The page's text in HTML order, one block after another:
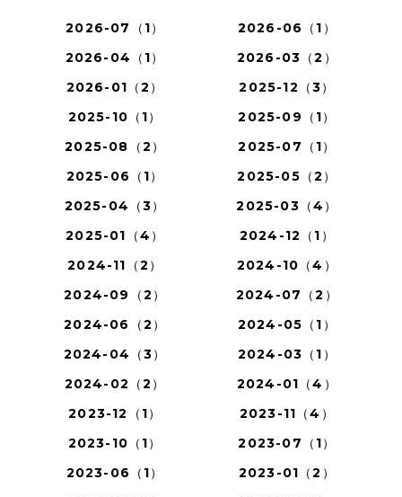
2026-07（1）
2026-06（1）
2026-04（1）
2026-03（2）
2026-01（2）
2025-12（3）
2025-10（1）
2025-09（1）
2025-08（2）
2025-07（1）
2025-06（1）
2025-05（2）
2025-04（3）
2025-03（4）
2025-01（4）
2024-12（1）
2024-11（2）
2024-10（4）
2024-09（2）
2024-07（2）
2024-06（2）
2024-05（1）
2024-04（3）
2024-03（1）
2024-02（2）
2024-01（4）
2023-12（1）
2023-11（4）
2023-10（1）
2023-07（1）
2023-06（1）
2023-01（2）